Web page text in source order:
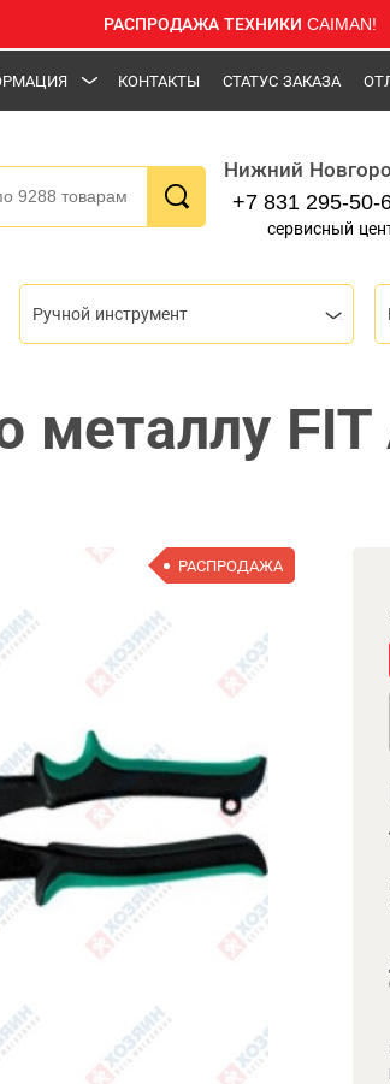
РАСПРОДАЖА ТЕХНИКИ CAIMAN!
КОНТАКТЫ СТАТУС ЗАКАЗА
Нижний
+7 831 295-50-
сервисный
Ручной инструмент
металлу
РАСПРОДАЖА